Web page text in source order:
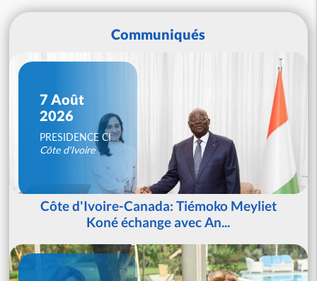
Communiqués
7 Août
2026
PRESIDENCE CI
Côte d'Ivoire
Côte d'Ivoire-Canada: Tiémoko Meyliet
Koné échange avec An...